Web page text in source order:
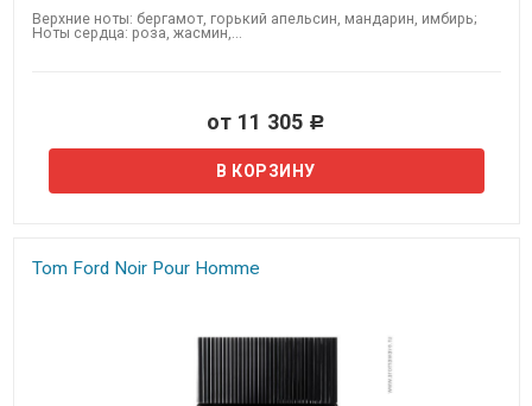
Верхние ноты: бергамот, горький апельсин, мандарин, имбирь;
Ноты сердца: роза, жасмин,...
от 11 305 Р
Tom Ford Noir Pour Homme